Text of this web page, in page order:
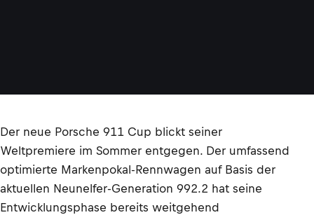
Der neue Porsche 911 Cup blickt seiner
Weltpremiere im Sommer entgegen. Der umfassend
optimierte Markenpokal-Rennwagen auf Basis der
aktuellen Neunelfer-Generation 992.2 hat seine
Entwicklungsphase bereits weitgehend